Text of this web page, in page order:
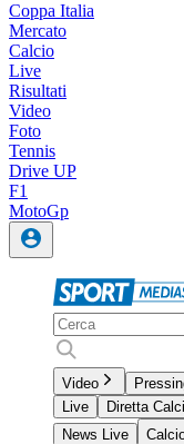
Coppa Italia
Mercato
Calcio
Live
Risultati
Video
Foto
Tennis
Drive UP
F1
MotoGp
Video
Live
Diretta
News Live